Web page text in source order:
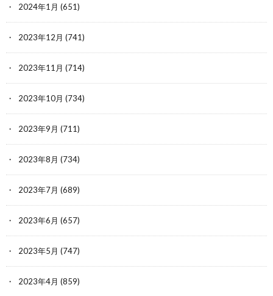
2024年1月 (651)
2023年12月 (741)
2023年11月 (714)
2023年10月 (734)
2023年9月 (711)
2023年8月 (734)
2023年7月 (689)
2023年6月 (657)
2023年5月 (747)
2023年4月 (859)